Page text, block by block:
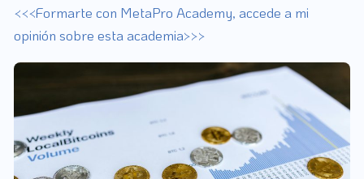
<<<Formarte con MetaPro Academy, accede a mi
opinión sobre esta academia>>>